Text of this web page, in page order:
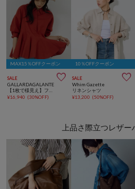
MAX15％OFFクーポン
SALE 
GALLARDAGALANTE
【1枚で様見え】フレアブラウス
¥16,940 (30%OFF)
10％OFFクーポン
SALE 
Whim Gazette
リネンシャツ
¥13,200 (50%OFF)
上品さ際立つレザー